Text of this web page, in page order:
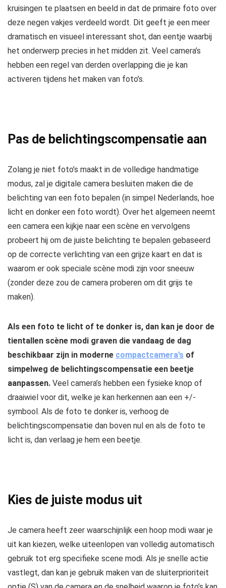
kruisingen te plaatsen en beeld in dat de primaire foto over
deze negen vakjes verdeeld wordt. Dit geeft je een meer
dramatisch en visueel interessant shot, dan eentje waarbij
het onderwerp precies in het midden zit. Veel camera’s
hebben een regel van derden overlapping die je kan
activeren tijdens het maken van foto’s.
Pas de belichtingscompensatie aan
Zolang je niet foto’s maakt in de volledige handmatige
modus, zal je digitale camera besluiten maken die de
belichting van een foto bepalen (in simpel Nederlands, hoe
licht en donker een foto wordt). Over het algemeen neemt
een camera een kijkje naar een scène en vervolgens
probeert hij om de juiste belichting te bepalen gebaseerd
op de correcte verlichting van een grijze kaart en dat is
waarom er ook speciale scène modi zijn voor sneeuw
(zonder deze zou de camera proberen om dit grijs te
maken).
Als een foto te licht of te donker is, dan kan je door de
tientallen scène modi graven die vandaag de dag
beschikbaar zijn in moderne compactcamera’s of
simpelweg de belichtingscompensatie een beetje
aanpassen. Veel camera’s hebben een fysieke knop of
draaiwiel voor dit, welke je kan herkennen aan een +/-
symbool. Als de foto te donker is, verhoog de
belichtingscompensatie dan boven nul en als de foto te
licht is, dan verlaag je hem een beetje.
Kies de juiste modus uit
Je camera heeft zeer waarschijnlijk een hoop modi waar je
uit kan kiezen, welke uiteenlopen van volledig automatisch
gebruik tot erg specifieke scene modi. Als je snelle actie
vastlegt, dan kan je gebruik maken van de sluiterprioriteit